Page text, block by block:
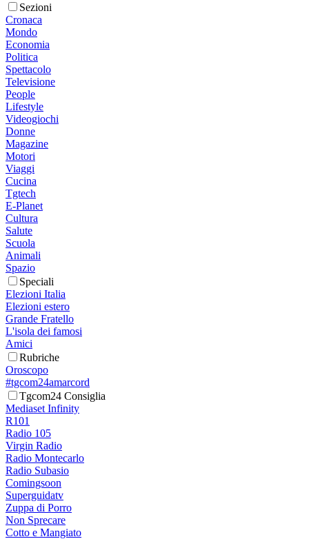
Sezioni
Cronaca
Mondo
Economia
Politica
Spettacolo
Televisione
People
Lifestyle
Videogiochi
Donne
Magazine
Motori
Viaggi
Cucina
Tgtech
E-Planet
Cultura
Salute
Scuola
Animali
Spazio
Speciali
Elezioni Italia
Elezioni estero
Grande Fratello
L'isola dei famosi
Amici
Rubriche
Oroscopo
#tgcom24amarcord
Tgcom24 Consiglia
Mediaset Infinity
R101
Radio 105
Virgin Radio
Radio Montecarlo
Radio Subasio
Comingsoon
Superguidatv
Zuppa di Porro
Non Sprecare
Cotto e Mangiato